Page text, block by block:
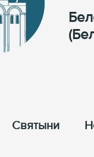
Cвятыни